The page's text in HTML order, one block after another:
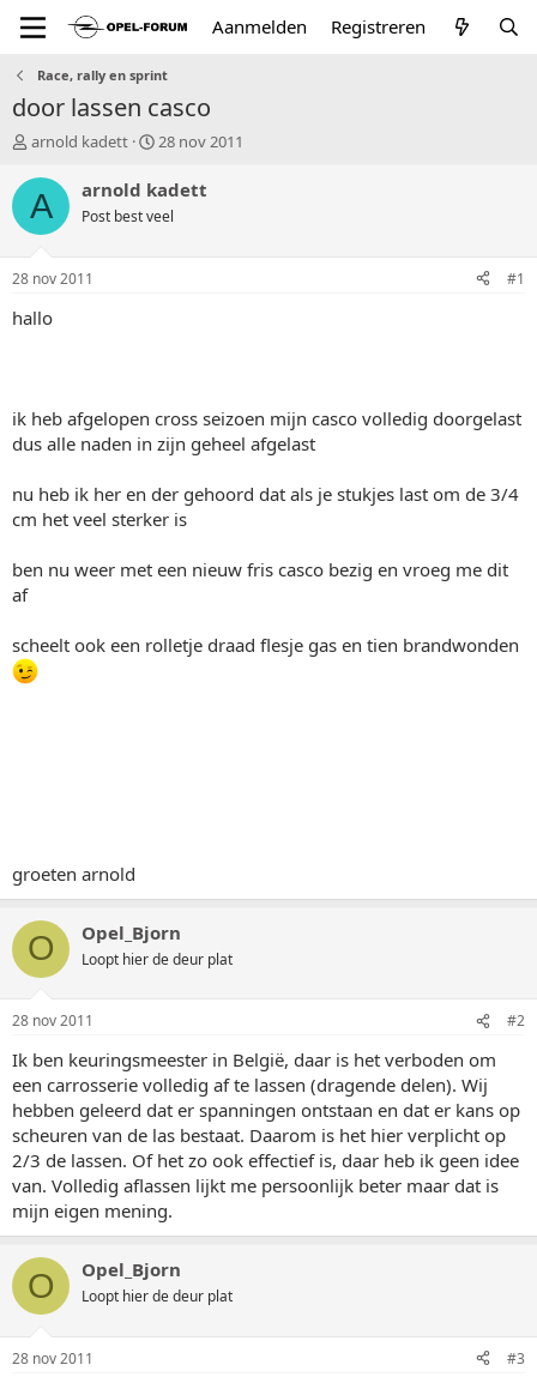
Aanmelden Registreren
Race, rally en sprint
door lassen casco
T
p
i
a
r
arnold kadett
S
a
t
28 nov 2011
A arnold kadett
Post best veel
28 nov 2011 #1
hallo
ik heb afgelopen cross seizoen mijn casco volledig doorgelast
dus alle naden in zijn geheel afgelast
nu heb ik her en der gehoord dat als je stukjes last om de 3/4
cm het veel sterker is
ben nu weer met een nieuw fris casco bezig en vroeg me dit
af
scheelt ook een rolletje draad flesje gas en tien brandwonden
groeten arnold
O Opel_Bjorn
Loopt hier de deur plat
28 nov 2011 #2
Ik ben keuringsmeester in België, daar is het verboden om
een carrosserie volledig af te lassen (dragende delen). Wij
hebben geleerd dat er spanningen ontstaan en dat er kans op
scheuren van de las bestaat. Daarom is het hier verplicht op
2/3 de lassen. Of het zo ook effectief is, daar heb ik geen idee
van. Volledig aflassen lijkt me persoonlijk beter maar dat is
mijn eigen mening.
O Opel_Bjorn
Loopt hier de deur plat
28 nov 2011 #3